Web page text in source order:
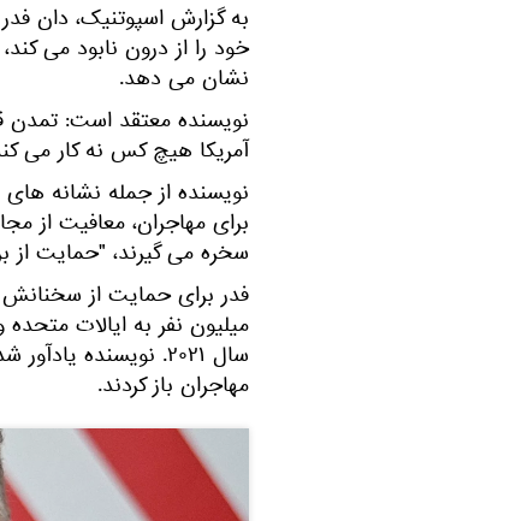
به گزارش اسپوتنیک، دان
خود را از درون نابود می
نشان می دهد.
نویسنده معتقد است: تمدن
آمریکا هیچ کس نه کار می
نویسنده از جمله نشانه
برای مهاجران، معافیت از
سخره می گیرند، "حمایت
فدر برای حمایت از سخنانش
میلیون نفر به ایالات
سال ۲۰۲۱. نویسنده
مهاجران باز کردند.